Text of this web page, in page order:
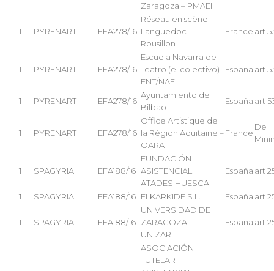
Zaragoza – PMAEI
1 PYRENART EFA278/16
Réseau en scène
Languedoc-
Rousillon
France art
1 PYRENART EFA278/16
Escuela Navarra de
Teatro (el colectivo)
ENT/NAE
España art
1 PYRENART EFA278/16
Ayuntamiento de
Bilbao
España art
1 PYRENART EFA278/16
Office Artistique de
la Région Aquitaine –
OARA
France
De
1 SPAGYRIA EFA188/16
FUNDACIÓN
ASISTENCIAL
ATADES HUESCA
España art
1 SPAGYRIA EFA188/16 ELKARKIDE S.L. España art
1 SPAGYRIA EFA188/16
UNIVERSIDAD DE
ZARAGOZA –
UNIZAR
España art
ASOCIACIÓN
TUTELAR